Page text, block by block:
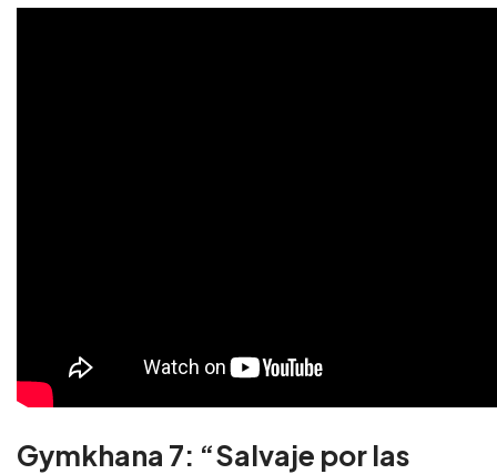
Gymkhana 7: “Salvaje por las